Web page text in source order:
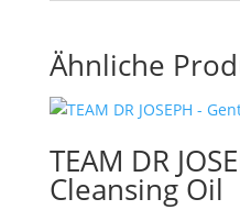
Ähnliche
TEAM DR
Cleansing Oil